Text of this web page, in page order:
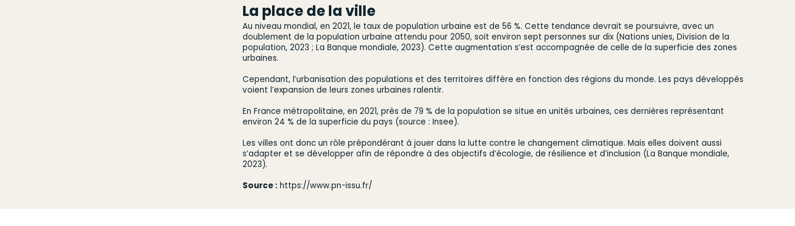
La place de la ville
Au niveau mondial, en 2021, le taux de population urbaine est de 56 %. Cette tendance devrait se poursuivre, avec un
doublement de la population urbaine attendu pour 2050, soit environ sept personnes sur dix (Nations unies, Division de la
population, 2023 ; La Banque mondiale, 2023). Cette augmentation s’est accompagnée de celle de la superficie des zones
urbaines.
Cependant, l’urbanisation des populations et des territoires diffère en fonction des régions du monde. Les pays développés
voient l’expansion de leurs zones urbaines ralentir.
En France métropolitaine, en 2021, près de 79 % de la population se situe en unités urbaines, ces dernières représentant
environ 24 % de la superficie du pays (source : Insee).
Les villes ont donc un rôle prépondérant à jouer dans la lutte contre le changement climatique. Mais elles doivent aussi
s’adapter et se développer afin de répondre à des objectifs d’écologie, de résilience et d’inclusion (La Banque mondiale,
2023).
Source : https://www.pn-issu.fr/